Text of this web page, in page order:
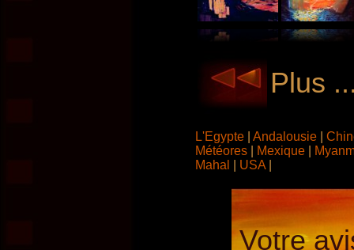
Plus
L'Egypte Andalousie
Météores
Mexique
Mahal
USA
Votre